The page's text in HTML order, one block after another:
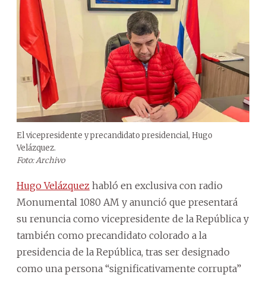
El vicepresidente y precandidato presidencial, Hugo
Velázquez.
Foto: Archivo
Hugo Velázquez habló en exclusiva con radio
Monumental 1080 AM y anunció que presentará
su renuncia como vicepresidente de la República y
también como precandidato colorado a la
presidencia de la República, tras ser designado
como una persona “significativamente corrupta”